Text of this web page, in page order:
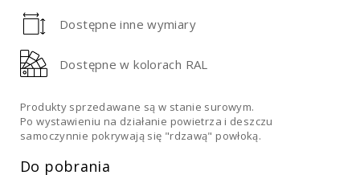
Dostępne inne wymiary
Dostępne w kolorach RAL
Produkty sprzedawane są w stanie surowym.
Po wystawieniu na działanie powietrza i deszczu
samoczynnie pokrywają się "rdzawą" powłoką.
Do pobrania